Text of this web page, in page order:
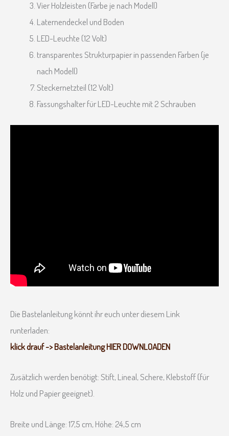
Vier Holzleisten (Farbe je nach Modell)
Laternendeckel und Boden
LED-Leuchte (12 Volt)
transparentes Strukturpapier in passenden Farben (je
nach Modell)
Steckernetzteil (12 Volt)
Fassungshalter für LED-Leuchte mit 2 Schrauben
Die Bastelanleitung könnt ihr euch unter diesem Link
runterladen:
klick drauf -> Bastelanleitung HIER DOWNLOADEN
Zusätzlich werden benötigt: Stift, Lineal, Schere, Klebstoff (für
Holz und Papier geeignet).
Breite und Länge: 17,5 cm, Höhe: 24,5 cm